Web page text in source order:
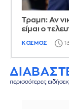
Τραμπ: Αν
είμαι ο
ΚΟΣΜΟΣ
περισσότερες